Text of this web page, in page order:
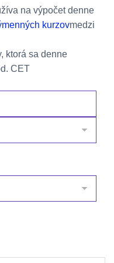
na výpočet denne
kurzovmedzi
ktorá sa denne
CET